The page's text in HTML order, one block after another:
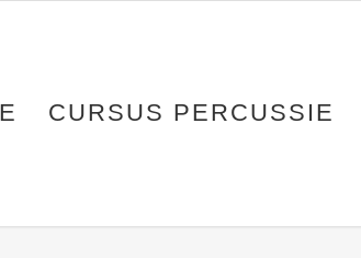
CURSUS PERCUSSIE